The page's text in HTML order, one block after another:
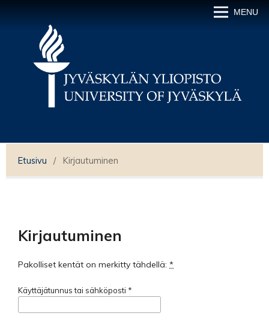
MENU
Etusivu / Kirjautuminen
Kirjautuminen
Pakolliset kentät on merkitty tähdellä: *
Käyttäjätunnus tai sähköposti *